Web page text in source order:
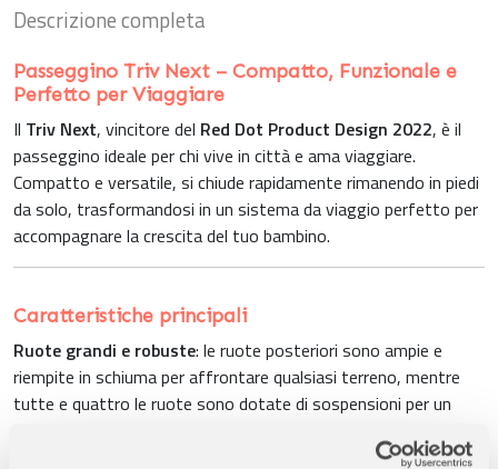
Descrizione completa
Passeggino Triv Next – Compatto, Funzionale e
Perfetto per Viaggiare
Il Triv Next, vincitore del Red Dot Product Design 2022, è il
passeggino ideale per chi vive in città e ama viaggiare.
Compatto e versatile, si chiude rapidamente rimanendo in piedi
da solo, trasformandosi in un sistema da viaggio perfetto per
accompagnare la crescita del tuo bambino.
Caratteristiche principali
Ruote grandi e robuste: le ruote posteriori sono ampie e
riempite in schiuma per affrontare qualsiasi terreno, mentre
tutte e quattro le ruote sono dotate di sospensioni per un
: anche la seduta è
ammortizzata per garantire il massimo comfort al bambino su